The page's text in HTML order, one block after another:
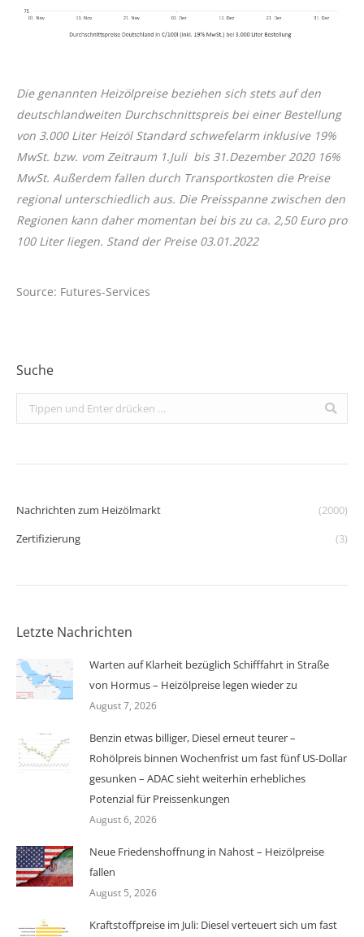
Die genannten Heizölpreise beziehen sich stets auf den
deutschlandweiten Durchschnittspreis bei einer Bestellung
von 3.000 Liter Heizöl Standard schwefelarm inklusive 19%
MwSt. bzw. vom Zeitraum 1.Juli bis 31.Dezember 2020 16%
MwSt. Außerdem fallen durch Transportkosten die Preise
regional unterschiedlich aus. Die Preisspanne zwischen den
Regionen kann daher momentan bei bis zu ca. 2,50 Euro pro
100 Liter liegen. Stand der Preise 03.01.2022
Source: Futures-Services
Suche
Search:
Nachrichten zum Heizölmarkt
(2000)
Zertifizierung
(3)
Letzte Nachrichten
Warten auf Klarheit bezüglich Schifffahrt in Straße
von Hormus – Heizölpreise legen wieder zu
August 7, 2026
Benzin etwas billiger, Diesel erneut teurer –
Rohölpreis binnen Wochenfrist um fast fünf US-Dollar
gesunken – ADAC sieht weiterhin erhebliches
Potenzial für Preissenkungen
August 6, 2026
Neue Friedenshoffnung in Nahost – Heizölpreise
fallen
August 5, 2026
Kraftstoffpreise im Juli: Diesel verteuert sich um fast